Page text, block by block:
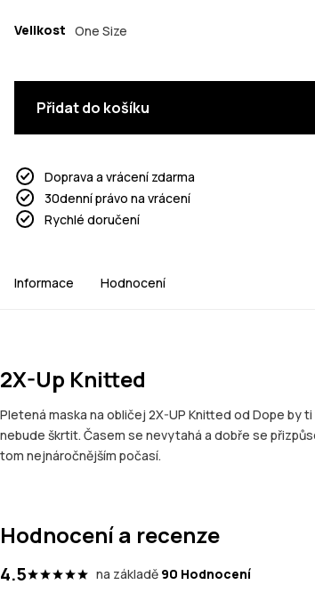
Velikost One Size
Přidat do košíku
Doprava a vrácení zdarma
30denní právo na vrácení
Rychlé doručení
Informace Hodnocení
2X-Up Knitted
Pletená maska na obličej 2X-UP Knitted od Dope by
nebude škrtit. Časem se nevytahá a dobře se
tom nejnáročnějším počasí.
Hodnocení a recenze
4.5 na základě 90 Hodnocení